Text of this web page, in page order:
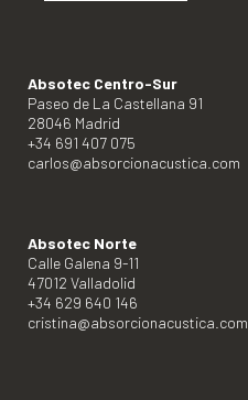
Absotec Centro-Sur
Paseo de La Castellana 91
28046 Madrid
+34 691 407 075
carlos@absorcionacustica.com
Absotec Norte
Calle Galena 9-11
47012 Valladolid
+34 629 640 146
cristina@absorcionacustica.com